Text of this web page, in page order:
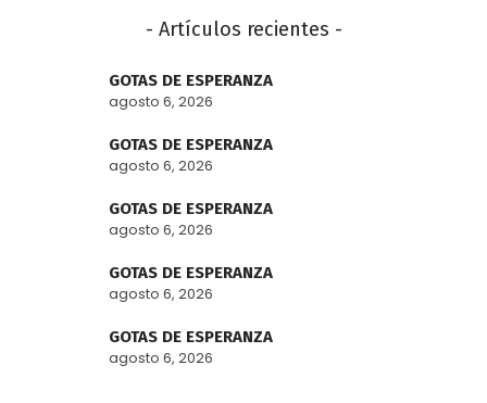
- Artículos recientes -
GOTAS DE ESPERANZA
agosto 6, 2026
GOTAS DE ESPERANZA
agosto 6, 2026
GOTAS DE ESPERANZA
agosto 6, 2026
GOTAS DE ESPERANZA
agosto 6, 2026
GOTAS DE ESPERANZA
agosto 6, 2026